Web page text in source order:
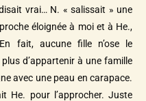
vrai… N. « salissait » une
éloignée à moi et à He.,
fait, aucune fille n’ose le
d’appartenir à une famille
avec une peau en carapace.
He. pour l’approcher. Juste